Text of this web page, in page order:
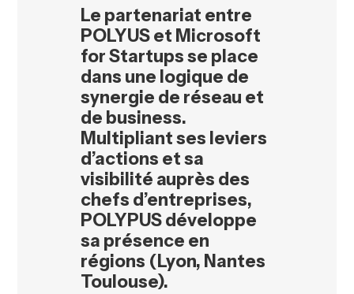
Nous contacter
Le partenariat entre
POLYUS et Microsoft
for Startups se place
dans une logique de
synergie de réseau et
de business.
Multipliant ses leviers
d’actions et sa
visibilité auprès des
chefs d’entreprises,
POLYPUS développe
sa présence en
régions (Lyon, Nantes
Toulouse).